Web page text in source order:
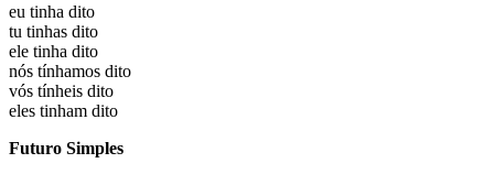
eu tinha dito
tu tinhas dito
ele tinha dito
nós tínhamos dito
vós tínheis dito
eles tinham dito
Futuro Simples